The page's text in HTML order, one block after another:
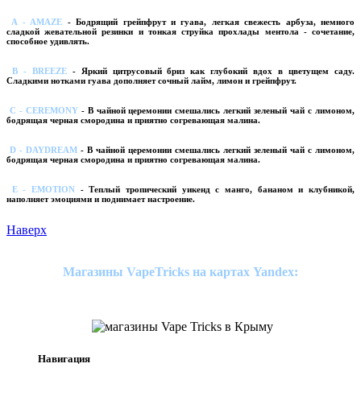
A - AMAZE - Бодрящий грейпфрут и гуава, легкая свежесть арбуза, немного
сладкой жевательной резинки и тонкая струйка прохлады ментола - сочетание,
способное удивлять.
B - BREEZE- Яркий цитрусовый бриз как глубокий вдох в цветущем саду.
Сладкими нотками гуава дополняет сочный лайм, лимон и грейпфрут.
C - CEREMONY- В чайной церемонии смешались легкий зеленый чай с лимоном,
бодрящая черная смородина и приятно согревающая малина.
D - DAYDREAM - В чайной церемонии смешались легкий зеленый чай с лимоном,
бодрящая черная смородина и приятно согревающая малина.
E - EMOTION - Теплый тропический уикенд с манго, бананом и клубникой,
наполняет эмоциями и поднимает настроение.
Наверх
Магазины VapeTricks на картах Yandex:
Навигация